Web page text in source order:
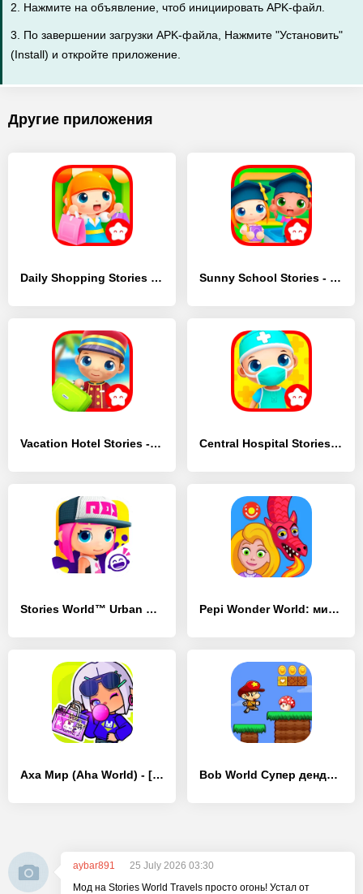
2. Нажмите на объявление, чтоб инициировать APK-файл.
3. По завершении загрузки APK-файла, Нажмите "Установить"
(Install) и откройте приложение.
Другие приложения
Daily Shopping Stories - [Взлом/МОД Много денег] Sunny School Stories - [Взлом/МОД Бесконечные деньги]
Vacation Hotel Stories - [Взлом/МОД Unlocked] Central Hospital Stories - [Взлом/МОД Меню]
Stories World™ Urban City - [Взлом/МОД Меню] Pepi Wonder World: мир сказок! - [Взлом/МОД Меню]
Аха Мир (Aha World) - [Взлом/МОД Меню] Bob World Супер денди оригинал - [Взлом/МОД Бесконечные деньги]
aybar891
25 July 2026 03:30
Мод на Stories World Travels просто огонь! Устал от